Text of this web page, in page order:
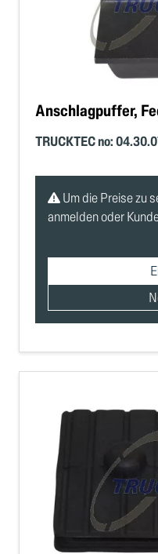
Anschlagpuffer,
TRUCKTEC no:
Um die Preise zu
anmelden oder